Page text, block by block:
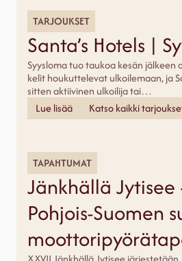
u
i
m
i
a
TARJOUKSET
Santa’s Hotels |
Syysloma tuo taukoa kesän
kelit houkuttelevat ulkoilemaan, ja
sitten aktiivinen ulkoilija tai…
Lue lisää
Katso kaikki
TAPAHTUMAT
Jänkhällä Jytisee
Pohjois-Suomen